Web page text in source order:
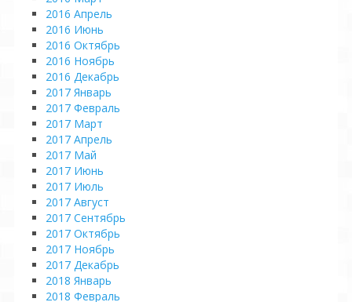
2016 Апрель
2016 Июнь
2016 Октябрь
2016 Ноябрь
2016 Декабрь
2017 Январь
2017 Февраль
2017 Март
2017 Апрель
2017 Май
2017 Июнь
2017 Июль
2017 Август
2017 Сентябрь
2017 Октябрь
2017 Ноябрь
2017 Декабрь
2018 Январь
2018 Февраль